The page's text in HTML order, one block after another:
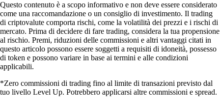
Questo contenuto è a scopo informativo e non deve essere considerato
come una raccomandazione o un consiglio di investimento. Il trading
di criptovalute comporta rischi, come la volatilità dei prezzi e i rischi di
mercato. Prima di decidere di fare trading, considera la tua propensione
al rischio. Premi, riduzioni delle commissioni e altri vantaggi citati in
questo articolo possono essere soggetti a requisiti di idoneità, possesso
di token e possono variare in base ai termini e alle condizioni
applicabili.
*Zero commissioni di trading fino al limite di transazioni previsto dal
tuo livello Level Up. Potrebbero applicarsi altre commissioni e spread.